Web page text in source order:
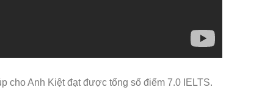
cho Anh Kiệt đạt được tổng số điểm 7.0 IELTS.